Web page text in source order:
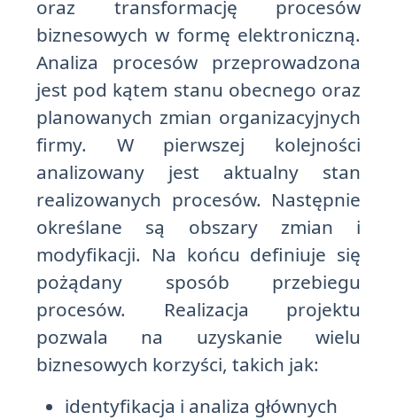
oraz transformację procesów
biznesowych w formę elektroniczną.
Analiza procesów przeprowadzona
jest pod kątem stanu obecnego oraz
planowanych zmian organizacyjnych
firmy. W pierwszej kolejności
analizowany jest aktualny stan
realizowanych procesów. Następnie
określane są obszary zmian i
modyfikacji. Na końcu definiuje się
pożądany sposób przebiegu
procesów. Realizacja projektu
pozwala na uzyskanie wielu
biznesowych korzyści, takich jak:
identyfikacja i analiza głównych